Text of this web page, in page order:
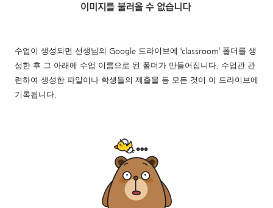
수업이 생성되면 선생님의 Google 드라이브에 ‘classroom’ 폴더를 생
성한 후 그 아래에 수업 이름으로 된 폴더가 만들어집니다 수업관 관
련하여 생성한 파일이나 학생들의 제출물 등 모든 것이 이 드라이브에
기록됩니다